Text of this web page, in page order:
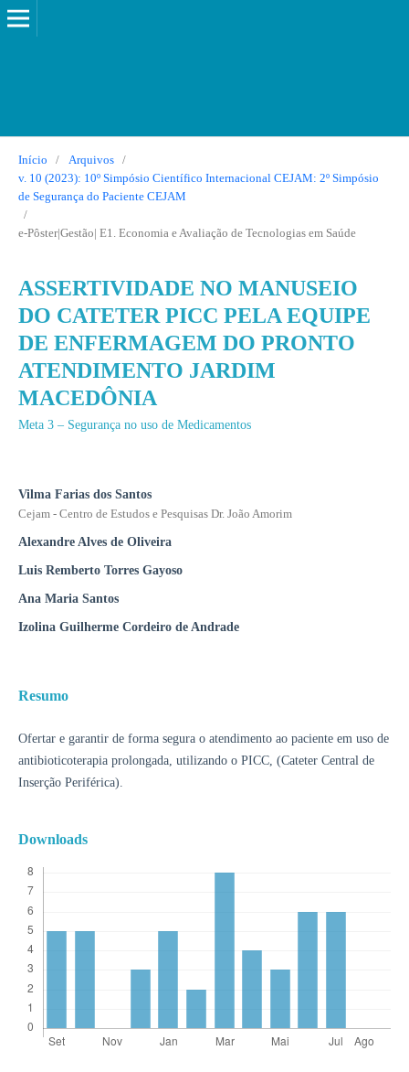
Início / Arquivos
/
v. 10 (2023): 10º Simpósio Científico Internacional CEJAM: 2º Simpósio
de Segurança do Paciente CEJAM
/
e-Pôster|Gestão| E1. Economia e Avaliação de Tecnologias em Saúde
ASSERTIVIDADE NO MANUSEIO
DO CATETER PICC PELA EQUIPE
DE ENFERMAGEM DO PRONTO
ATENDIMENTO JARDIM
MACEDÔNIA
Meta 3 – Segurança no uso de Medicamentos
Vilma Farias dos Santos
Cejam - Centro de Estudos e Pesquisas Dr. João Amorim
Alexandre Alves de Oliveira
Luis Remberto Torres Gayoso
Ana Maria Santos
Izolina Guilherme Cordeiro de Andrade
Resumo
Ofertar e garantir de forma segura o atendimento ao paciente em uso de
antibioticoterapia prolongada, utilizando o PICC, (Cateter Central de
Inserção Periférica).
Downloads